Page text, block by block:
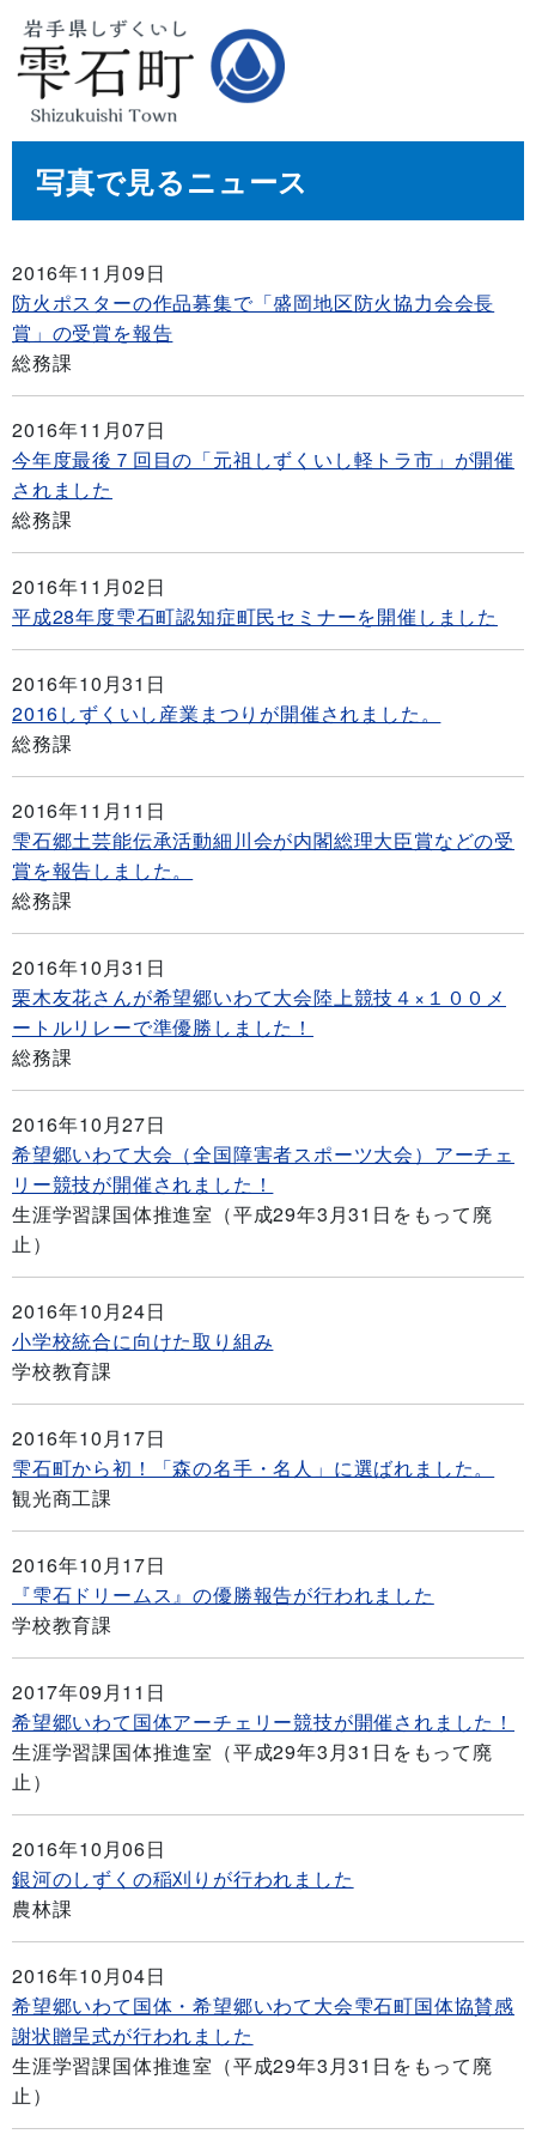
写真で見るニュース
2016年11月09日
防火ポスターの作品募集で「盛岡地区防火協力会会長
賞」の受賞を報告
総務課
2016年11月07日
今年度最後７回目の「元祖しずくいし軽トラ市」が開催
されました
総務課
2016年11月02日
平成28年度雫石町認知症町民セミナーを開催しました
2016年10月31日
2016しずくいし産業まつりが開催されました。
総務課
2016年11月11日
雫石郷土芸能伝承活動細川会が内閣総理大臣賞などの受
賞を報告しました。
総務課
2016年10月31日
栗木友花さんが希望郷いわて大会陸上競技４×１００メ
ートルリレーで準優勝しました！
総務課
2016年10月27日
希望郷いわて大会（全国障害者スポーツ大会）アーチェ
リー競技が開催されました！
生涯学習課国体推進室（平成29年3月31日をもって廃
止）
2016年10月24日
小学校統合に向けた取り組み
学校教育課
2016年10月17日
雫石町から初！「森の名手・名人」に選ばれました。
観光商工課
2016年10月17日
『雫石ドリームス』の優勝報告が行われました
学校教育課
2017年09月11日
希望郷いわて国体アーチェリー競技が開催されました！
生涯学習課国体推進室（平成29年3月31日をもって廃
止）
2016年10月06日
銀河のしずくの稲刈りが行われました
農林課
2016年10月04日
希望郷いわて国体・希望郷いわて大会雫石町国体協賛感
謝状贈呈式が行われました
生涯学習課国体推進室（平成29年3月31日をもって廃
止）